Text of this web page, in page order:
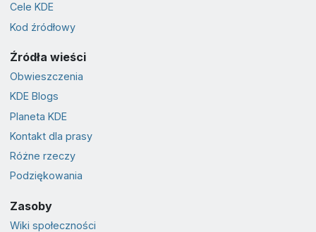
Cele KDE
Kod źródłowy
Źródła wieści
Obwieszczenia
KDE Blogs
Planeta KDE
Kontakt dla prasy
Różne rzeczy
Podziękowania
Zasoby
Wiki społeczności